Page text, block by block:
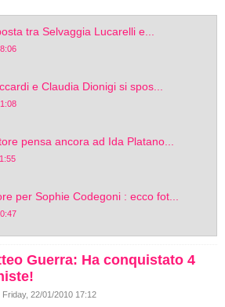
tra Selvaggia Lucarelli e...
e Claudia Dionigi si spos...
pensa ancora ad Ida Platano...
per Sophie Codegoni : ecco fot...
Guerra: Ha conquistato 4
Friday, 22/01/2010 17:12